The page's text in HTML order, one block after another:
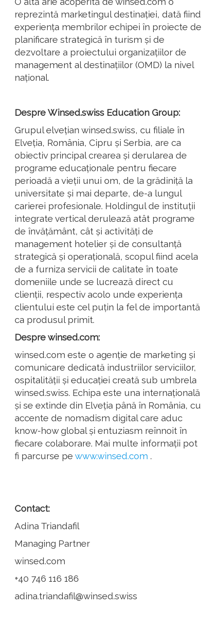
reprezintă marketingul destinației, dată fiind
experiența membrilor echipei în proiecte de
planificare strategică în turism și de
dezvoltare a proiectului organizațiilor de
management al destinațiilor (OMD) la nivel
național.
Despre Winsed.swiss Education Group:
Grupul elvețian winsed.swiss, cu filiale în
Elveția, România, Cipru și Serbia, are ca
obiectiv principal crearea și derularea de
programe educaționale pentru fiecare
perioadă a vieții unui om, de la grădiniță la
universitate și mai departe, de-a lungul
carierei profesionale. Holdingul de instituții
integrate vertical derulează atât programe
de învățământ, cât și activități de
management hotelier și de consultanță
strategică și operațională, scopul fiind acela
de a furniza servicii de calitate în toate
domeniile unde se lucrează direct cu
clienții, respectiv acolo unde experiența
clientului este cel puțin la fel de importantă
ca produsul primit.
Despre winsed.com:
winsed.com este o agenție de marketing și
comunicare dedicată industriilor serviciilor,
ospitalității și educației creată sub umbrela
winsed.swiss. Echipa este una internațională
și se extinde din Elveția până în România, cu
accente de nomadism digital care aduc
know-how global și entuziasm reînnoit în
fiecare colaborare. Mai multe informații pot
fi parcurse pe www.winsed.com .
Contact:
Adina Triandafil
Managing Partner
winsed.com
+40 746 116 186
adina.triandafil@winsed.swiss